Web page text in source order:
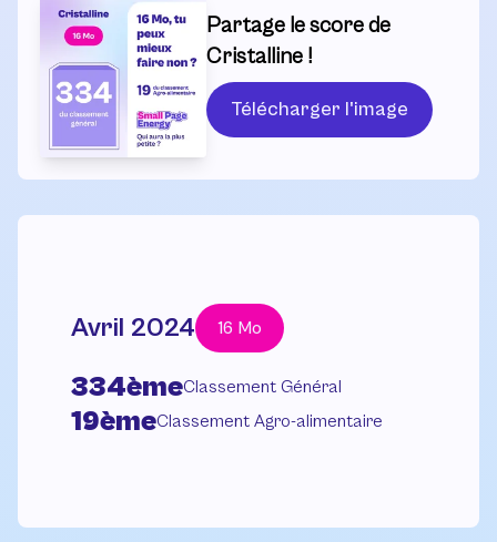
Partage le score de
Cristalline !
Télécharger l'image
Avril 2024 16 Mo
334èmeClassement Général
19èmeClassement Agro-alimentaire